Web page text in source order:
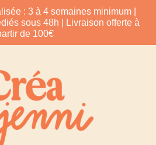
: 3 à 4 semaines minimum |
sous 48h | Livraison offerte à
de 100€